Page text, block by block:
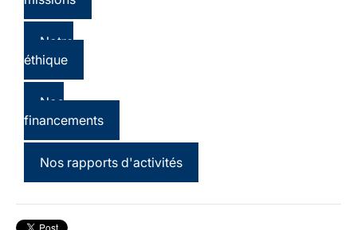
Notre
éthique
Nos
financements
Nos rapports d'activités